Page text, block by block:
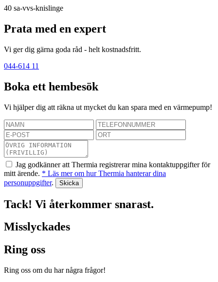
40 sa-vvs-knislinge
Prata med en expert
Vi ger dig gärna goda råd - helt kostnadsfritt.
044-614 11
Boka ett hembesök
Vi hjälper dig att räkna ut mycket du kan spara med en värmepump!
Jag godkänner att Thermia registrerar mina kontaktuppgifter för
mitt ärende. * Läs mer om hur Thermia hanterar dina
personuppgifter.
Tack! Vi återkommer snarast.
Misslyckades
Ring oss
Ring oss om du har några frågor!